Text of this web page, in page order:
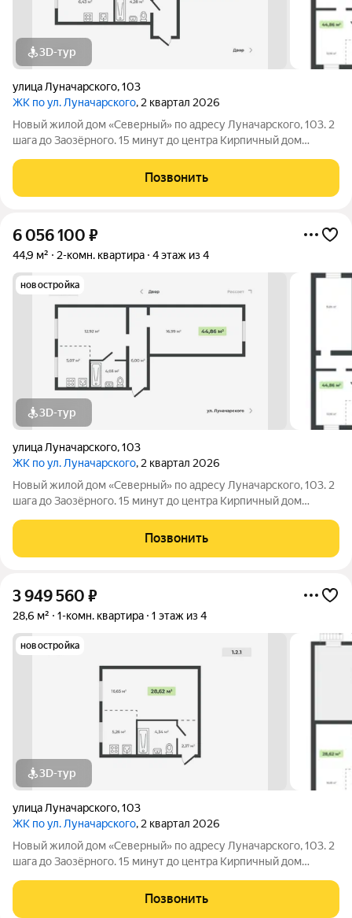
3D-тур
улица Луначарского,103
ЖК по ул. Луначарского, 2 квартал 2026
Новый жилой дом «Северный» по адресу Луначарского, 103. 2
шага до Заозёрного. 15 минут до центра Кирпичный дом
воркаута Просторная парковка Корзины для кондиционеров
КВАРТИРЫ ФОРМАТА «ЗАЕЗЖАЙ И ЖИВИ»
Позвонить
6 056 100 ₽
44,9 м² 2-комн. квартира 4 этаж из 4
новостройка
3D-тур
улица Луначарского,103
ЖК по ул. Луначарского, 2 квартал 2026
Новый жилой дом «Северный» по адресу Луначарского, 103. 2
шага до Заозёрного. 15 минут до центра Кирпичный дом
воркаута Просторная парковка Корзины для кондиционеров
КВАРТИРЫ ФОРМАТА «ЗАЕЗЖАЙ И ЖИВИ»
Позвонить
3 949 560 ₽
28,6 м² 1-комн. квартира 1 этаж из 4
новостройка
3D-тур
улица Луначарского,103
ЖК по ул. Луначарского, 2 квартал 2026
Новый жилой дом «Северный» по адресу Луначарского, 103. 2
шага до Заозёрного. 15 минут до центра Кирпичный дом
воркаута Просторная парковка Корзины для кондиционеров
КВАРТИРЫ ФОРМАТА «ЗАЕЗЖАЙ И ЖИВИ»
Позвонить